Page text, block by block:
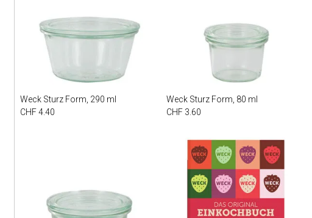
Weck Sturz Form, 290 ml
CHF 4.40
Weck Sturz Form, 80 ml
CHF 3.60